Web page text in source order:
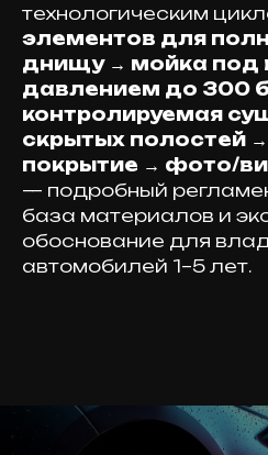
технологическим
элементов для
днищу → мойка под
давлением до 300
контролируемая
скрытых полостей
покрытие → фото/
— подробный
база материалов и
обоснование для
автомобилей 1–5 лет.